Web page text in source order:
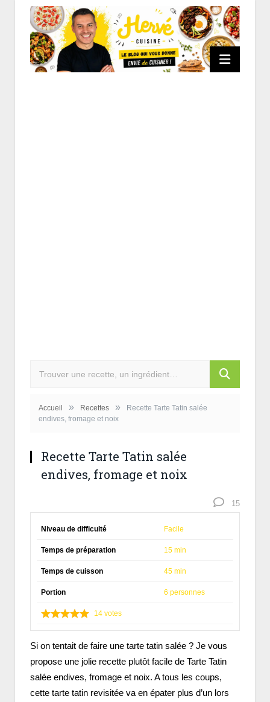
Accueil » Recettes »
Recette Tarte Tatin salée
endives, fromage et noix
Recette Tarte Tatin salée
endives, fromage et noix
15
Niveau de difficulté Facile
Temps de préparation 15 min
Temps de cuisson 45 min
Portion 6 personnes
14 votes
Si on tentait de faire une tarte tatin salée ? Je vous
propose une jolie recette plutôt facile de Tarte Tatin
salée endives, fromage et noix. A tous les coups,
cette tarte tatin revisitée va en épater plus d’un lors